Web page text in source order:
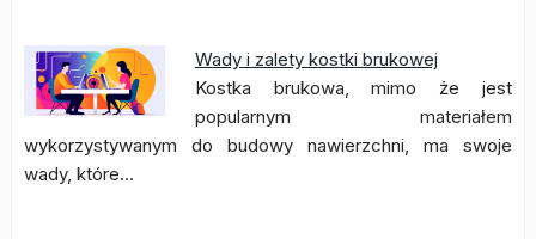
Wady i zalety kostki brukowej
Kostka brukowa, mimo że jest
popularnym materiałem
wykorzystywanym do budowy nawierzchni, ma swoje
wady, które…